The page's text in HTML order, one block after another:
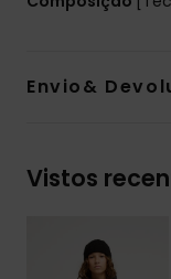
Envio&
Vistos